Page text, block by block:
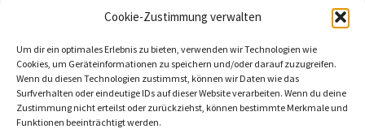
Cookie-Zustimmung verwalten
Um dir ein optimales Erlebnis zu bieten, verwenden wir Technologien wie
Cookies, um Geräteinformationen zu speichern und/oder darauf zuzugreifen.
Wenn du diesen Technologien zustimmst, können wir Daten wie das
Surfverhalten oder eindeutige IDs auf dieser Website verarbeiten. Wenn du deine
Zustimmung nicht erteilst oder zurückziehst, können bestimmte Merkmale und
Funktionen beeinträchtigt werden.